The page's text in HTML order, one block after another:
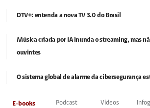
DTV+: entenda a nova TV 3.0 do Brasil
Música criada por IA inunda o streaming, mas
ouvintes
O sistema global de alarme da cibersegurança
E-books Podcast Vídeos